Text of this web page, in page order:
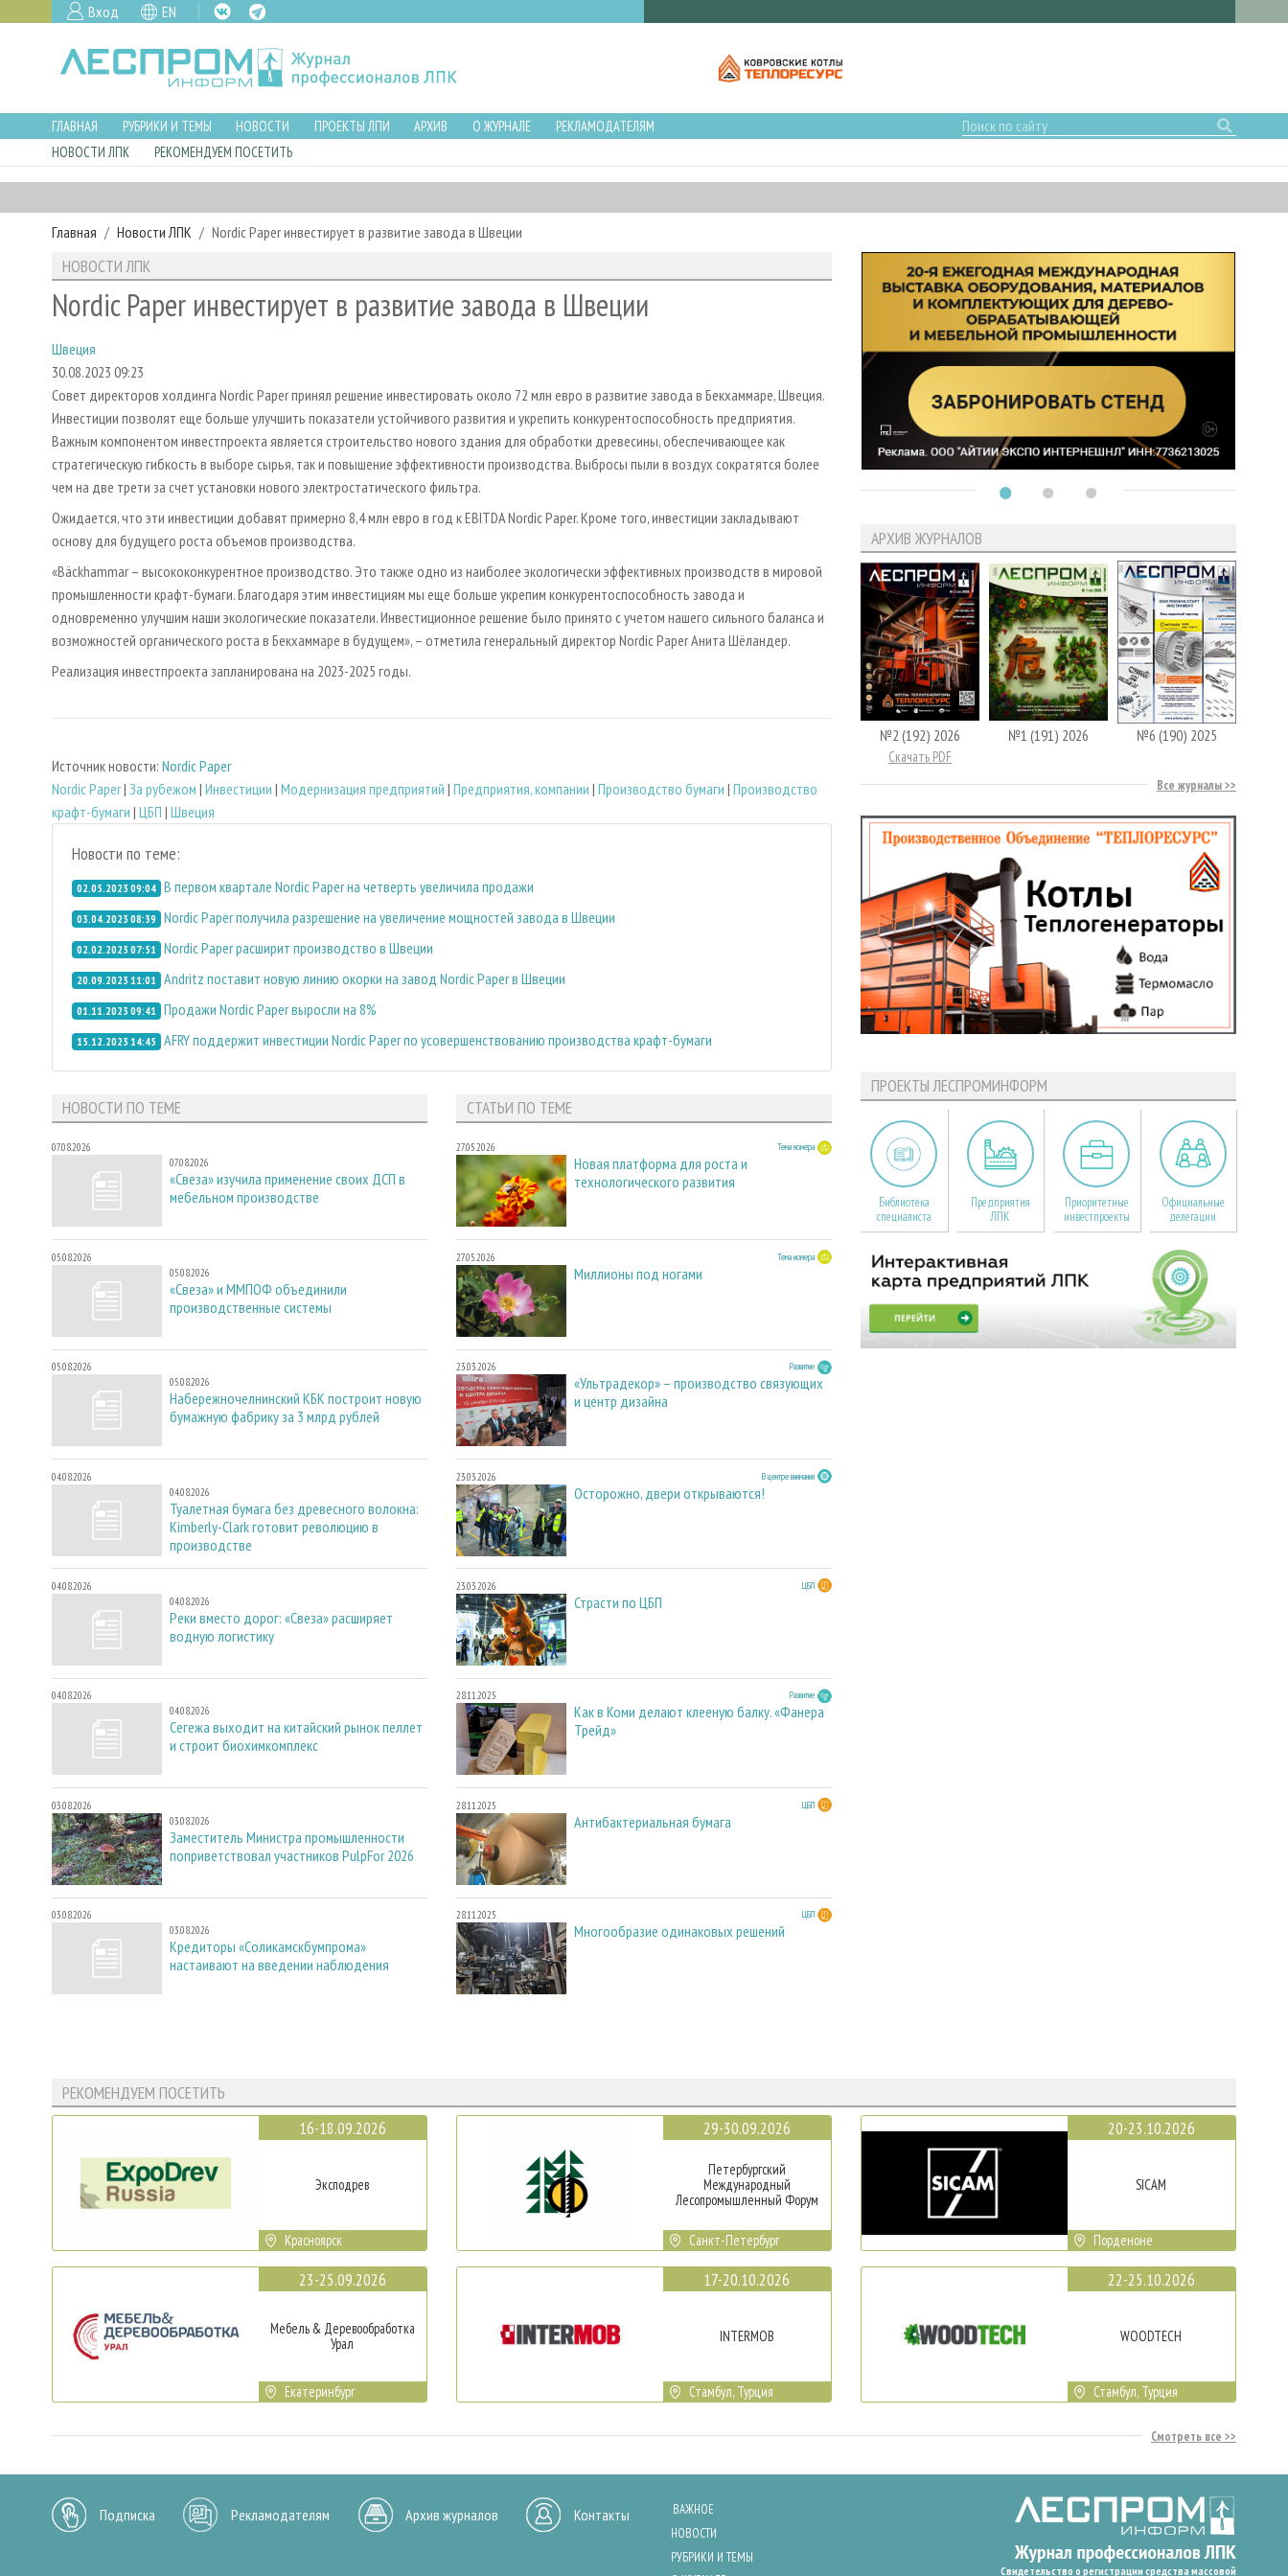
Вход EN
ГЛАВНАЯ РУБРИКИ И ТЕМЫ НОВОСТИ ПРОЕКТЫ ЛПИ АРХИВ О ЖУРНАЛЕ
РЕКЛАМОДАТЕЛЯМ
НОВОСТИ ЛПК
РЕКОМЕНДУЕМ ПОСЕТИТЬ
Главная Новости ЛПК Nordic Paper инвестирует в развитие завода в Швеции
НОВОСТИ ЛПК
Nordic Paper инвестирует в развитие завода в Швеции
Швеция
30.08.2023 09:23
Совет директоров холдинга Nordic Paper принял решение инвестировать около 72 млн евро в развитие завода в Бекхаммаре, Швеция.
Инвестиции позволят еще больше улучшить показатели устойчивого развития и укрепить конкурентоспособность предприятия.
Важным компонентом инвестпроекта является строительство нового здания для обработки древесины, обеспечивающее как
стратегическую гибкость в выборе сырья, так и повышение эффективности производства. Выбросы пыли в воздух сократятся более
чем на две трети за счет установки нового электростатического фильтра.
Ожидается, что эти инвестиции добавят примерно 8,4 млн евро в год к EBITDA Nordic Paper. Кроме того, инвестиции закладывают
основу для будущего роста объемов производства.
«Bäckhammar – высококонкурентное производство. Это также одно из наиболее экологически эффективных производств в мировой
промышленности крафт-бумаги. Благодаря этим инвестициям мы еще больше укрепим конкурентоспособность завода и
одновременно улучшим наши экологические показатели. Инвестиционное решение было принято с учетом нашего сильного баланса и
возможностей органического роста в Бекхаммаре в будущем», – отметила генеральный директор Nordic Paper Анита Шёландер.
Реализация инвестпроекта запланирована на 2023-2025 годы.
Источник новости: Nordic Paper
Nordic Paper| За рубежом | Инвестиции | Модернизация предприятий | Предприятия, компании | Производство бумаги | Производство
крафт-бумаги | ЦБП | Швеция
Новости по теме:
02.05.2023 09:04 В первом квартале Nordic Paper на четверть увеличила продажи
03.04.2023 08:39 Nordic Paper получила разрешение на увеличение мощностей завода в Швеции
02.02.2023 07:51 Nordic Paper расширит производство в Швеции
20.09.2023 11:01 Andritz поставит новую линию окорки на завод Nordic Paper в Швеции
01.11.2023 09:41 Продажи Nordic Paper выросли на 8%
15.12.2023 14:45 AFRY поддержит инвестиции Nordic Paper по усовершенствованию производства крафт-бумаги
НОВОСТИ ПО ТЕМЕ
07.08.2026
07.08.2026
«Свеза» изучила применение своих ДСП в
мебельном производстве
05.08.2026
05.08.2026
«Свеза» и ММПОФ объединили
производственные системы
05.08.2026
05.08.2026
Набережночелнинский КБК построит новую
бумажную фабрику за 3 млрд рублей
04.08.2026
04.08.2026
Туалетная бумага без древесного волокна:
Kimberly-Clark готовит революцию в
производстве
04.08.2026
04.08.2026
Реки вместо дорог: «Свеза» расширяет
водную логистику
04.08.2026
04.08.2026
Сегежа выходит на китайский рынок пеллет
и строит биохимкомплекс
03.08.2026
03.08.2026
Заместитель Министра промышленности
поприветствовал участников PulpFor 2026
03.08.2026
03.08.2026
Кредиторы «Соликамскбумпрома»
настаивают на введении наблюдения
СТАТЬИ ПО ТЕМЕ
27.05.2026 Тема номера
Новая платформа для роста и
технологического развития
27.05.2026 Тема номера
Миллионы под ногами
23.03.2026 Развитие
«Ультрадекор» – производство связующих
и центр дизайна
23.03.2026 В центре внимания
Осторожно, двери открываются!
23.03.2026 ЦБП
Страсти по ЦБП
28.11.2025 Развитие
Как в Коми делают клееную балку. «Фанера
Трейд»
28.11.2025 ЦБП
Антибактериальная бумага
28.11.2025 ЦБП
Многообразие одинаковых решений
АРХИВ ЖУРНАЛОВ
№2 (192) 2026
Скачать PDF
№1 (191) 2026 №6 (190) 2025
Все журналы
ПРОЕКТЫ ЛЕСПРОМИНФОРМ
Библиотека
специалиста
Предприятия
ЛПК
Приоритетные
инвестпроекты
Официальные
делегации
РЕКОМЕНДУЕМ ПОСЕТИТЬ
16-18.09.2026
Эксподрев
Красноярск
23-25.09.2026
Мебель & Деревообработка
Урал
Екатеринбург
29-30.09.2026
Петербургский
Международный
Лесопромышленный Форум
Санкт-Петербург
17-20.10.2026
INTERMOB
Стамбул, Турция
20-23.10.2026
SICAM
Порденоне
22-25.10.2026
WOODTECH
Стамбул, Турция
Смотреть все
Подписка Рекламодателям Архив журналов Контакты
ВАЖНОЕ
НОВОСТИ
РУБРИКИ И ТЕМЫ
Свидетельство о регистрации средства массовой